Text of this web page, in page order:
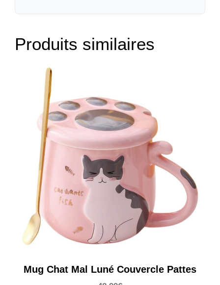
Produits similaires
Mug Chat Mal Luné Couvercle Pattes